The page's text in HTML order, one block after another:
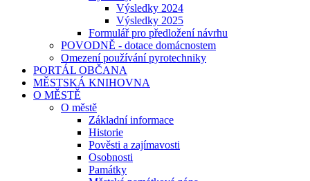
Výsledky 2024
Výsledky 2025
Formulář pro předložení návrhu
POVODNĚ - dotace domácnostem
Omezení používání pyrotechniky
PORTÁL OBČANA
MĚSTSKÁ KNIHOVNA
O MĚSTĚ
O městě
Základní informace
Historie
Pověsti a zajímavosti
Osobnosti
Památky